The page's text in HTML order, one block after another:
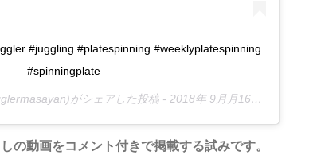
#juggling #platespinning #weeklyplatespinning
#spinningplate
がシェアした投稿 - 2018年 9月月16日午前12時08分PDT
の動画をコメント付きで掲載する試みです。